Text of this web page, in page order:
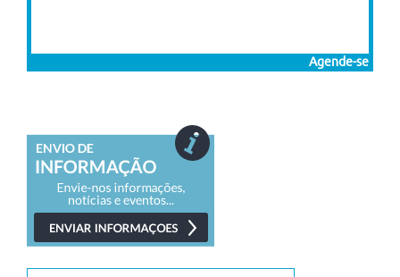
Agende-se